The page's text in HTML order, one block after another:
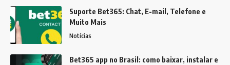
Suporte Bet365: Chat, E-mail, Telefone e
Muito Mais
Notícias
Bet365 app no Brasil: como baixar, instalar e